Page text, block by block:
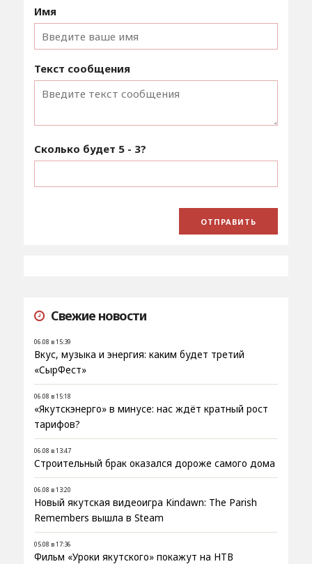
Имя
Текст сообщения
Сколько будет 5 - 3?
Свежие новости
06.08 в 15:39
Вкус, музыка и энергия: каким будет третий
«СырФест»
06.08 в 15:18
«Якутскэнерго» в минусе: нас ждёт кратный рост
тарифов?
06.08 в 13:47
Строительный брак оказался дороже самого дома
06.08 в 13:20
Новый якутская видеоигра Kindawn: The Parish
Remembers вышла в Steam
05.08 в 17:36
Фильм «Уроки якутского» покажут на НТВ